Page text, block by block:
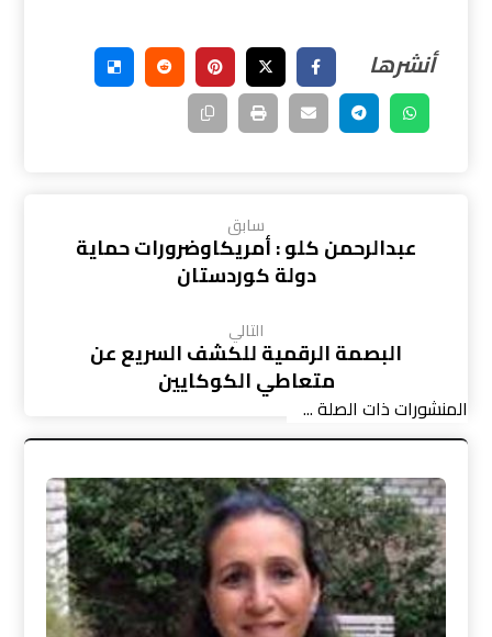
سابق
عبدالرحمن كلو : أمريكاوضرورات حماية
دولة كوردستان
التالي
البصمة الرقمية للكشف السريع عن
متعاطي الكوكايين
المنشورات ذات الصلة ...